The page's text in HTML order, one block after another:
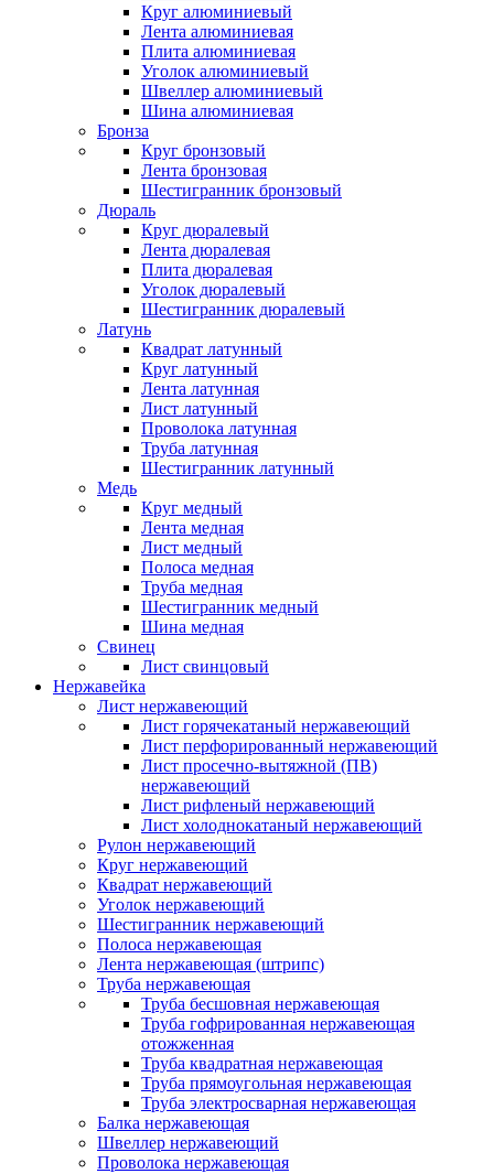
Круг алюминиевый
Лента алюминиевая
Плита алюминиевая
Уголок алюминиевый
Швеллер алюминиевый
Шина алюминиевая
Бронза
Круг бронзовый
Лента бронзовая
Шестигранник бронзовый
Дюраль
Круг дюралевый
Лента дюралевая
Плита дюралевая
Уголок дюралевый
Шестигранник дюралевый
Латунь
Квадрат латунный
Круг латунный
Лента латунная
Лист латунный
Проволока латунная
Труба латунная
Шестигранник латунный
Медь
Круг медный
Лента медная
Лист медный
Полоса медная
Труба медная
Шестигранник медный
Шина медная
Свинец
Лист свинцовый
Нержавейка
Лист нержавеющий
Лист горячекатаный нержавеющий
Лист перфорированный нержавеющий
Лист просечно-вытяжной (ПВ)
нержавеющий
Лист рифленый нержавеющий
Лист холоднокатаный нержавеющий
Рулон нержавеющий
Круг нержавеющий
Квадрат нержавеющий
Уголок нержавеющий
Шестигранник нержавеющий
Полоса нержавеющая
Лента нержавеющая (штрипс)
Труба нержавеющая
Труба бесшовная нержавеющая
Труба гофрированная нержавеющая
отожженная
Труба квадратная нержавеющая
Труба прямоугольная нержавеющая
Труба электросварная нержавеющая
Балка нержавеющая
Швеллер нержавеющий
Проволока нержавеющая